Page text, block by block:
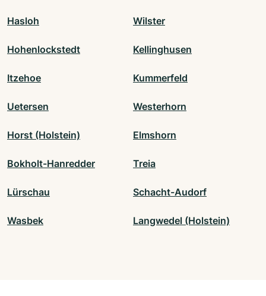
Hasloh Wilster
Hohenlockstedt Kellinghusen
Itzehoe Kummerfeld
Uetersen Westerhorn
Horst (Holstein) Elmshorn
Bokholt-Hanredder Treia
Lürschau Schacht-Audorf
Wasbek Langwedel (Holstein)